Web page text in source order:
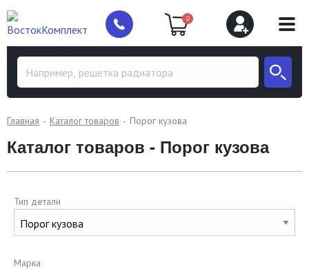
0
Главная Каталог товаров Порог кузова
Каталог товаров - Порог кузова
Тип детали
Марка